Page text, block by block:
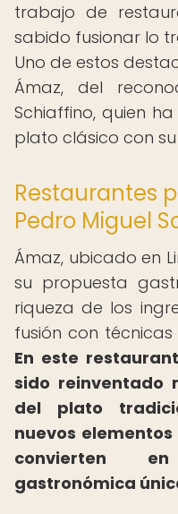
trabajo de
sabido fusionar lo
Uno de estos
Ámaz, del
Schiaffino, quien
plato clásico con
Restaurantes
Pedro Miguel
Ámaz, ubicado en
su propuesta
riqueza de los
fusión con
En este
sido reinventado
del plato
nuevos
convierten
gastronómica